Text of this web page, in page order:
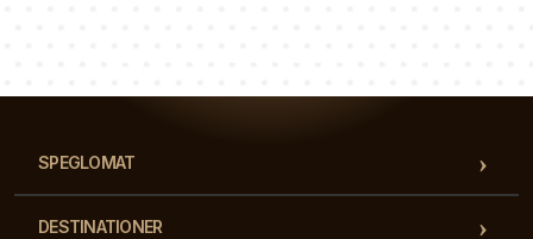
SPEGLOMAT
DESTINATIONER